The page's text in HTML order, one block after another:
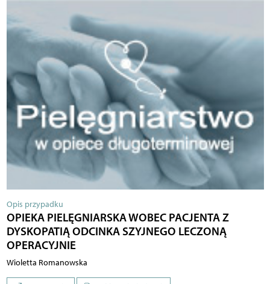
Opis przypadku
OPIEKA PIELĘGNIARSKA WOBEC PACJENTA Z
DYSKOPATIĄ ODCINKA SZYJNEGO LECZONĄ
OPERACYJNIE
Wioletta Romanowska